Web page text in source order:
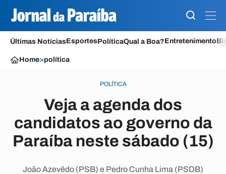
Últimas NotíciasEsportesPolíticaQual a Boa?Entretenimento
Home>política
POLÍTICA
Veja a agenda dos
candidatos ao governo da
Paraíba neste sábado (15)
João Azevêdo (PSB) e Pedro Cunha Lima (PSDB)